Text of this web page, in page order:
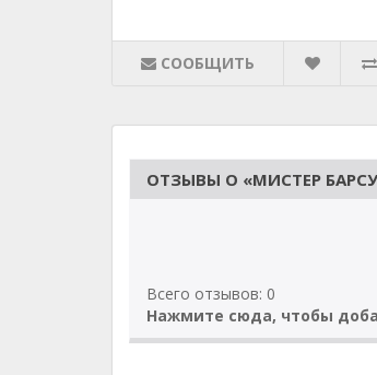
СООБЩИТЬ
ОТЗЫВЫ О «МИСТЕР
Всего отзывов: 0
Нажмите сюда, чтобы